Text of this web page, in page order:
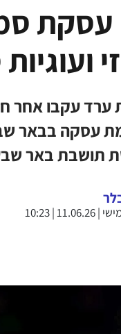
עסקת
ערד עקבו אחר
תושבת באר שבע
| 10:23